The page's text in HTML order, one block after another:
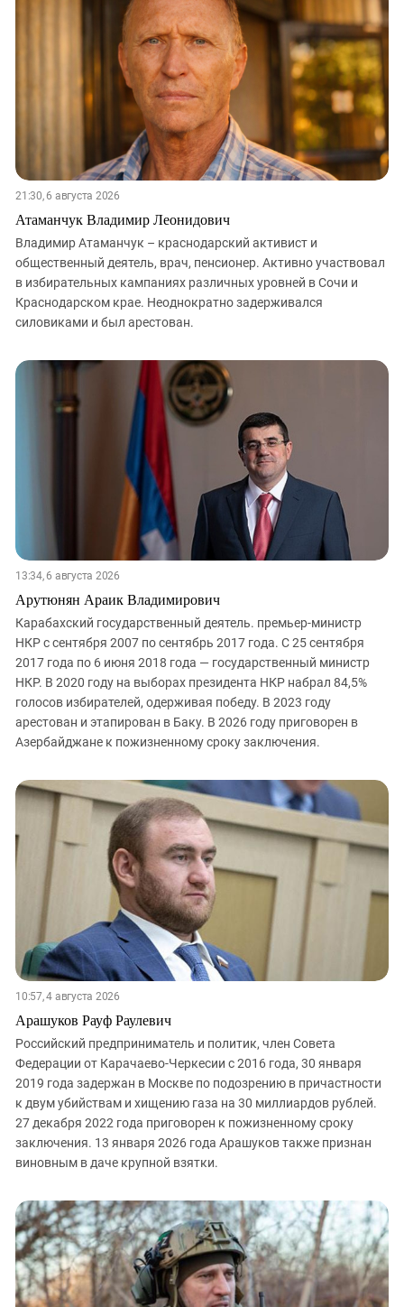
ЗАСТАВЛЯЕТ
КАВКАЗ ЗА ПАЛЕСТИНУ
ИНАКОМЫСЛИЕ В ЧЕЧНЕ
ПРЕСЛЕДОВАНИЕ АКТИВИСТОВ
МОБИЛИЗАЦИЯ И ПРОТЕСТЫ
Кабардино-Балкария
Карачаево-Черкесия
Краснодарский край
Нагорный Карабах
Ростовская область
Северная Осетия - Алания
Ставропольский край
Южный Кавказ
21:30, 6 августа 2026
Атаманчук Владимир Леонидович
Владимир Атаманчук – краснодарский активист и
общественный деятель, врач, пенсионер. Активно участвовал
в избирательных кампаниях различных уровней в Сочи и
Краснодарском крае. Неоднократно задерживался
силовиками и был арестован.
13:34, 6 августа 2026
Арутюнян Араик Владимирович
Карабахский государственный деятель. премьер-министр
НКР с сентября 2007 по сентябрь 2017 года. С 25 сентября
2017 года по 6 июня 2018 года — государственный министр
НКР. В 2020 году на выборах президента НКР набрал 84,5%
голосов избирателей, одерживая победу. В 2023 году
арестован и этапирован в Баку. В 2026 году приговорен в
Азербайджане к пожизненному сроку заключения.
10:57, 4 августа 2026
Арашуков Рауф Раулевич
Российский предприниматель и политик, член Совета
Федерации от Карачаево-Черкесии с 2016 года, 30 января
2019 года задержан в Москве по подозрению в причастности
к двум убийствам и хищению газа на 30 миллиардов рублей.
27 декабря 2022 года приговорен к пожизненному сроку
заключения. 13 января 2026 года Арашуков также признан
виновным в даче крупной взятки.